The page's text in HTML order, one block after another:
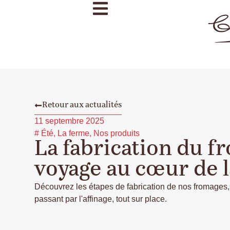
Retour aux actualités
11 septembre 2025
# Été, La ferme, Nos produits
La fabrication du
voyage au cœur de
Découvrez les étapes de fabrication de nos
passant par l'affinage, tout sur place.